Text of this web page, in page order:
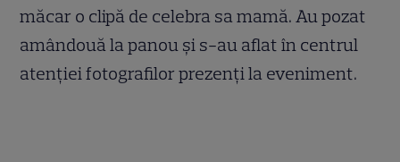
măcar o clipă de celebra sa mamă. Au pozat
amândouă la panou și s-au aflat în centrul
atenției fotografilor prezenți la eveniment.